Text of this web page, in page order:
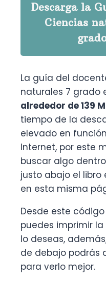
Descarga la
Ciencias
La guía del
naturales 7 grado
alrededor de139
tiempo de la
elevado en
Internet, por este
buscar algo
justo abajo el libro
en esta misma
Desde este
puedes imprimir
lo deseas,
de debajo podrás
para verlo mejor.